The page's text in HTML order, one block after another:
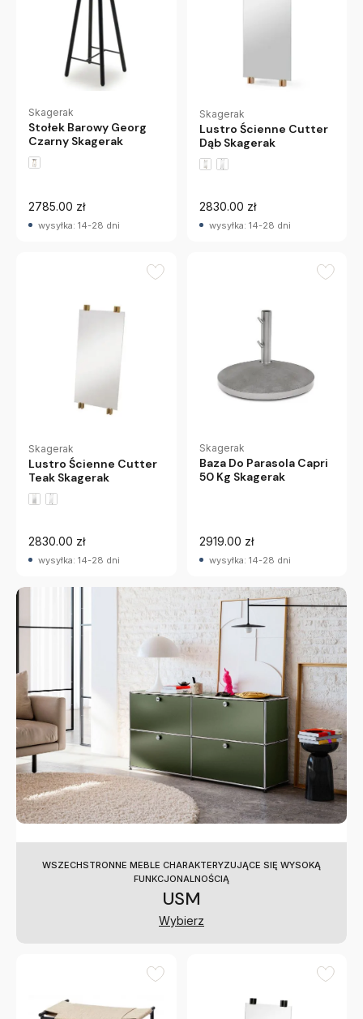
Skagerak
Stołek Barowy Georg
Czarny Skagerak
2785.00 zł
wysyłka: 14-28 dni
Skagerak
Lustro Ścienne Cutter
Dąb Skagerak
2830.00 zł
wysyłka: 14-28 dni
Skagerak
Lustro Ścienne Cutter
Teak Skagerak
2830.00 zł
wysyłka: 14-28 dni
Skagerak
Baza Do Parasola Capri
50 Kg Skagerak
2919.00 zł
wysyłka: 14-28 dni
WSZECHSTRONNE MEBLE CHARAKTERYZUJĄCE SIĘ WYSOKĄ
FUNKCJONALNOŚCIĄ
USM
Wybierz